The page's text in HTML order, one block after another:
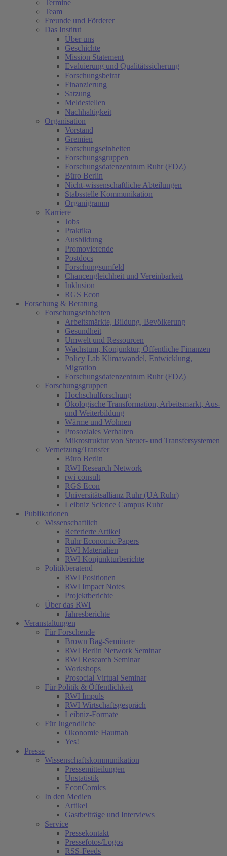
Termine
Team
Freunde und Förderer
Das Institut
Über uns
Geschichte
Mission Statement
Evaluierung und Qualitätssicherung
Forschungsbeirat
Finanzierung
Satzung
Meldestellen
Nachhaltigkeit
Organisation
Vorstand
Gremien
Forschungseinheiten
Forschungsgruppen
Forschungsdatenzentrum Ruhr (FDZ)
Büro Berlin
Nicht-wissenschaftliche Abteilungen
Stabsstelle Kommunikation
Organigramm
Karriere
Jobs
Praktika
Ausbildung
Promovierende
Postdocs
Forschungsumfeld
Chancengleichheit und Vereinbarkeit
Inklusion
RGS Econ
Forschung & Beratung
Forschungseinheiten
Arbeitsmärkte, Bildung, Bevölkerung
Gesundheit
Umwelt und Ressourcen
Wachstum, Konjunktur, Öffentliche Finanzen
Policy Lab Klimawandel, Entwicklung,
Migration
Forschungsdatenzentrum Ruhr (FDZ)
Forschungsgruppen
Hochschulforschung
Ökologische Transformation, Arbeitsmarkt, Aus-
und Weiterbildung
Wärme und Wohnen
Prosoziales Verhalten
Mikrostruktur von Steuer- und Transfersystemen
Vernetzung/Transfer
Büro Berlin
RWI Research Network
rwi consult
RGS Econ
Universitätsallianz Ruhr (UA Ruhr)
Leibniz Science Campus Ruhr
Publikationen
Wissenschaftlich
Referierte Artikel
Ruhr Economic Papers
RWI Materialien
RWI Konjunkturberichte
Politikberatend
RWI Positionen
RWI Impact Notes
Projektberichte
Über das RWI
Jahresberichte
Veranstaltungen
Für Forschende
Brown Bag-Seminare
RWI Berlin Network Seminar
RWI Research Seminar
Workshops
Prosocial Virtual Seminar
Für Politik & Öffentlichkeit
RWI Impuls
RWI Wirtschaftsgespräch
Leibniz-Formate
Für Jugendliche
Ökonomie Hautnah
Yes!
Presse
Wissenschaftskommunikation
Pressemitteilungen
Unstatistik
EconComics
In den Medien
Artikel
Gastbeiträge und Interviews
Service
Pressekontakt
Pressefotos/Logos
RSS-Feeds